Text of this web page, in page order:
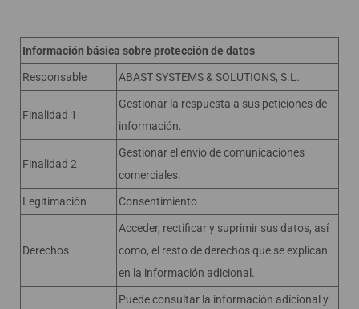
Información básica sobre protección de datos
Responsable ABAST SYSTEMS & SOLUTIONS, S.L.
Finalidad 1
Gestionar la respuesta a sus peticiones de
información.
Finalidad 2
Gestionar el envío de comunicaciones
comerciales.
Legitimación Consentimiento
Derechos
Acceder, rectificar y suprimir sus datos, así
como, el resto de derechos que se explican
en la información adicional.
Puede consultar la información adicional y